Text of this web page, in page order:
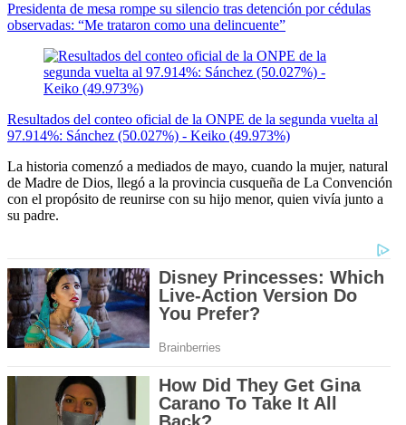
Presidenta de mesa rompe su silencio tras detención por cédulas
observadas: “Me trataron como una delincuente”
Resultados del conteo oficial de la ONPE de la segunda vuelta al
97.914%: Sánchez (50.027%) - Keiko (49.973%)
La historia comenzó a mediados de mayo, cuando la mujer, natural
de Madre de Dios, llegó a la provincia cusqueña de La Convención
con el propósito de reunirse con su hijo menor, quien vivía junto a
su padre.